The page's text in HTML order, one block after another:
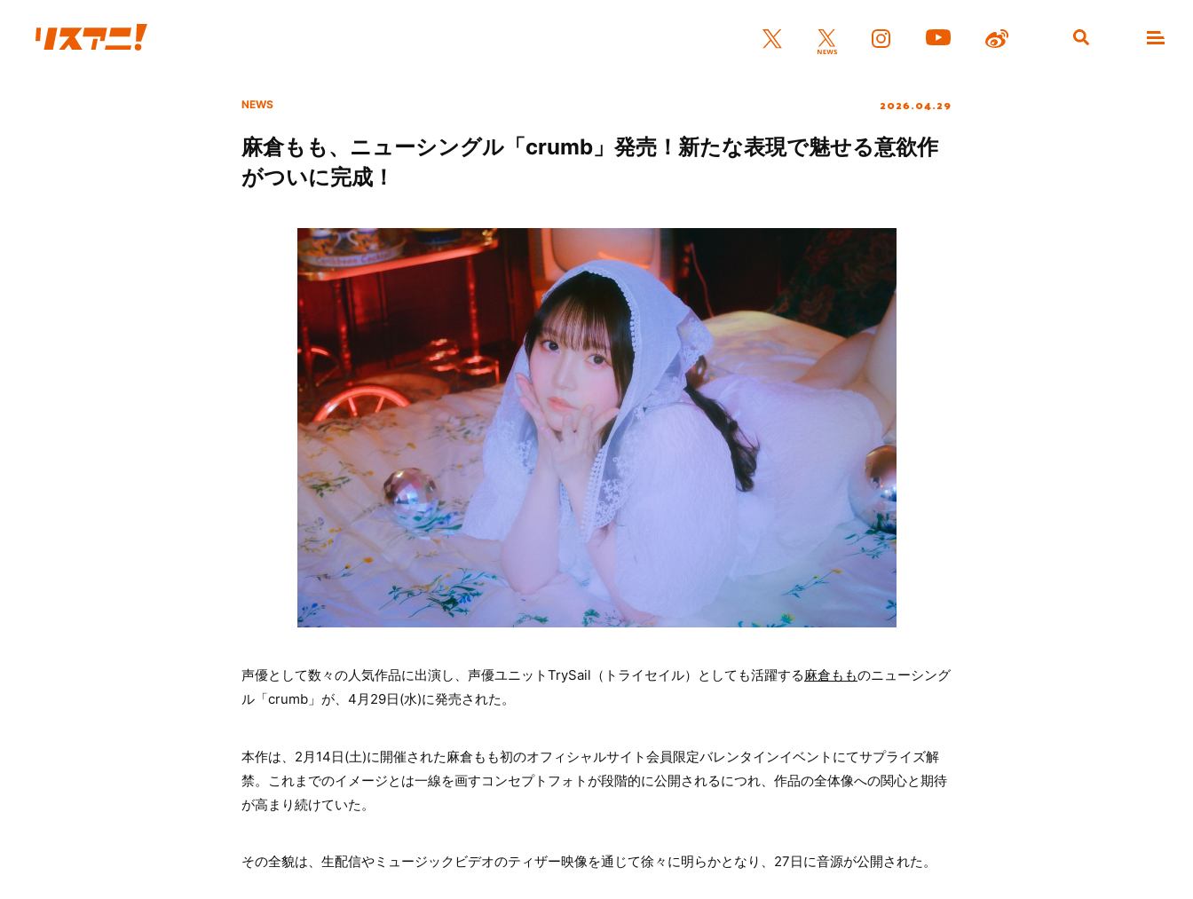
NEWS 2026.04.29
麻倉もも、ニューシングル「crumb」発売！新たな表現で魅せる意欲作
がついに完成！
声優として数々の人気作品に出演し、声優ユニットTrySail（トライセイル）としても活躍する麻倉もものニューシング
ル「crumb」が、4月29日(水)に発売された。
本作は、2月14日(土)に開催された麻倉もも初のオフィシャルサイト会員限定バレンタインイベントにてサプライズ解
禁。これまでのイメージとは一線を画すコンセプトフォトが段階的に公開されるにつれ、作品の全体像への関心と期待
が高まり続けていた。
その全貌は、生配信やミュージックビデオのティザー映像を通じて徐々に明らかとなり、27日に音源が公開された。